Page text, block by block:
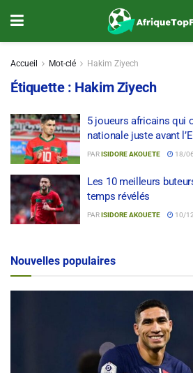
Accueil Mot-clé Hakim Ziyech
Étiquette : Hakim Ziyech
5 joueurs africains qui
nationale juste avant
PARISIDORE AKOUETE 18/
Les 10 meilleurs
temps révélés
PARISIDORE AKOUETE 10/
Nouvelles populaires